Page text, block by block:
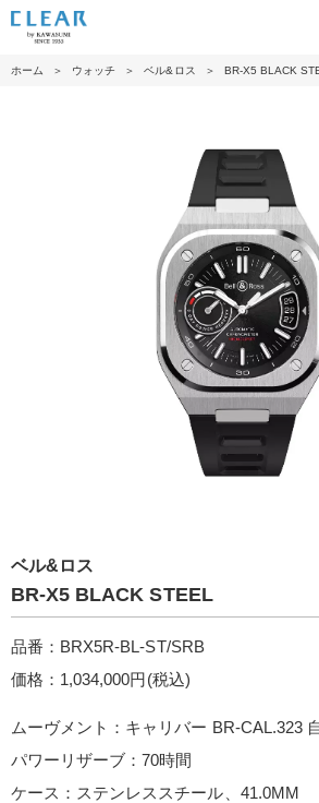
ホーム ＞ ウォッチ ＞ ベル&ロス ＞ BR-X5 BLACK
ベル&ロス
BR-X5 BLACK STEEL
品番：BRX5R-BL-ST/SRB
価格：1,034,000円(税込)
ムーヴメント：キャリバー BR-CAL.323
パワーリザーブ：70時間
ケース：ステンレススチール、41.0MM